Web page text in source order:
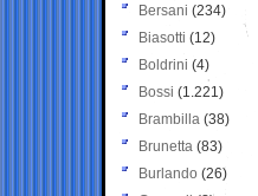
Bersani (234)
Biasotti (12)
Boldrini (4)
Bossi (1.221)
Brambilla (38)
Brunetta (83)
Burlando (26)